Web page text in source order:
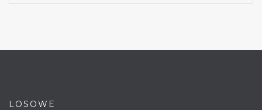
LOSOWE